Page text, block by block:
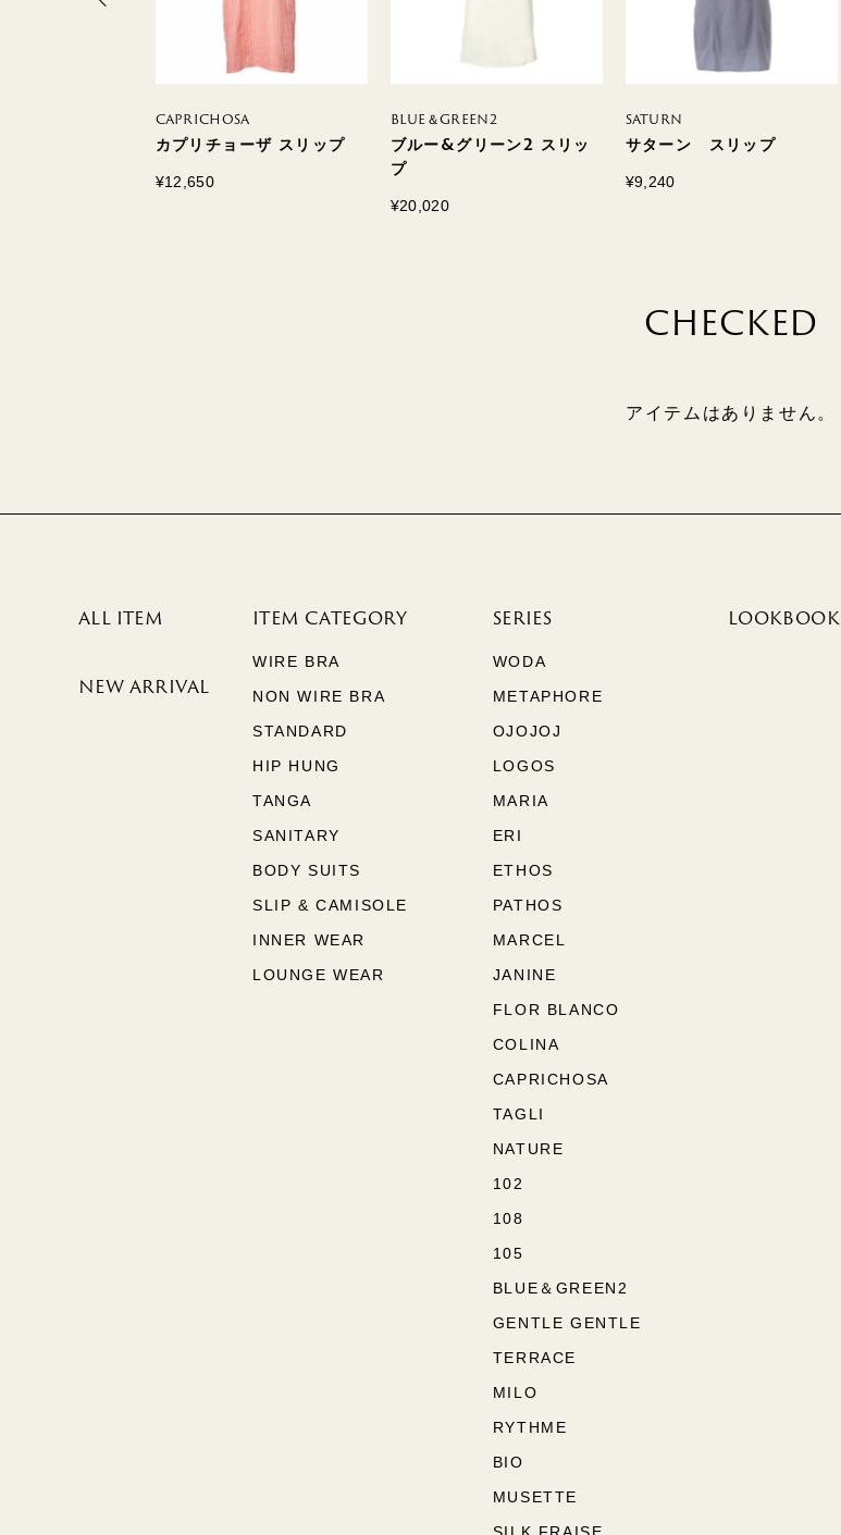
CAPRICHOSA
カプリチョーザ スリップ
¥12,650
BLUE＆GREEN2
ブルー&グリーン2 スリッ
プ
¥20,020
SATURN
サターン スリップ
¥9,240
CHECKED
アイテムはありません。
ALL ITEM
NEW ARRIVAL
ITEM CATEGORY
WIRE BRA
NON WIRE BRA
STANDARD
HIP HUNG
TANGA
SANITARY
BODY SUITS
SLIP & CAMISOLE
INNER WEAR
LOUNGE WEAR
SERIES
WODA
METAPHORE
OJOJOJ
LOGOS
MARIA
ERI
ETHOS
PATHOS
MARCEL
JANINE
FLOR BLANCO
COLINA
CAPRICHOSA
TAGLI
NATURE
102
108
105
BLUE＆GREEN2
GENTLE GENTLE
TERRACE
MILO
RYTHME
BIO
MUSETTE
LOOKBOOK